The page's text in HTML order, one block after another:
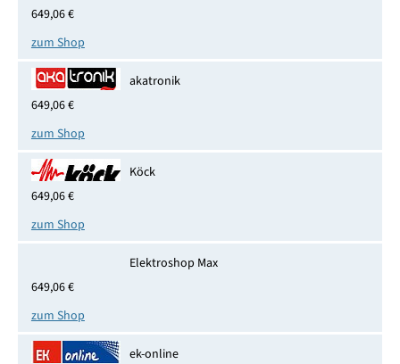
649,06 €
zum Shop
akatronik
649,06 €
zum Shop
Köck
649,06 €
zum Shop
Elektroshop Max
649,06 €
zum Shop
ek-online